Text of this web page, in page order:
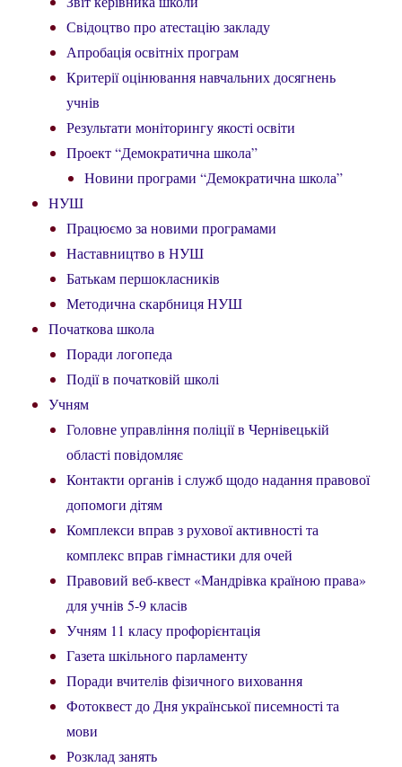
Свідоцтво про атестацію закладу
Апробація освітніх програм
Критерії оцінювання навчальних досягнень
учнів
Результати моніторингу якості освіти
Проект “Демократична школа”
Новини програми “Демократична школа”
НУШ
Працюємо за новими програмами
Наставництво в НУШ
Батькам першокласників
Методична скарбниця НУШ
Початкова школа
Поради логопеда
Події в початковій школі
Учням
Головне управління поліції в Чернівецькій
області повідомляє
Контакти органів і служб щодо надання правової
допомоги дітям
Комплекси вправ з рухової активності та
комплекс вправ гімнастики для очей
Правовий веб-квест «Мандрівка країною права»
для учнів 5-9 класів
Учням 11 класу профорієнтація
Газета шкільного парламенту
Поради вчителів фізичного виховання
Фотоквест до Дня української писемності та
мови
Розклад занять